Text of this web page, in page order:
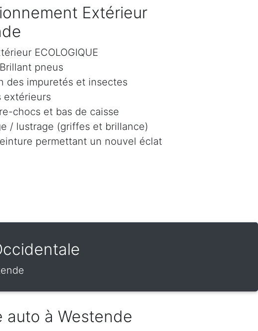
Extérieur
ECOLOGIQUE
pneus
des impuretés et insectes
extérieurs
chocs et bas de caisse
/ lustrage (griffes et brillance)
permettant un nouvel éclat
auto à Westende